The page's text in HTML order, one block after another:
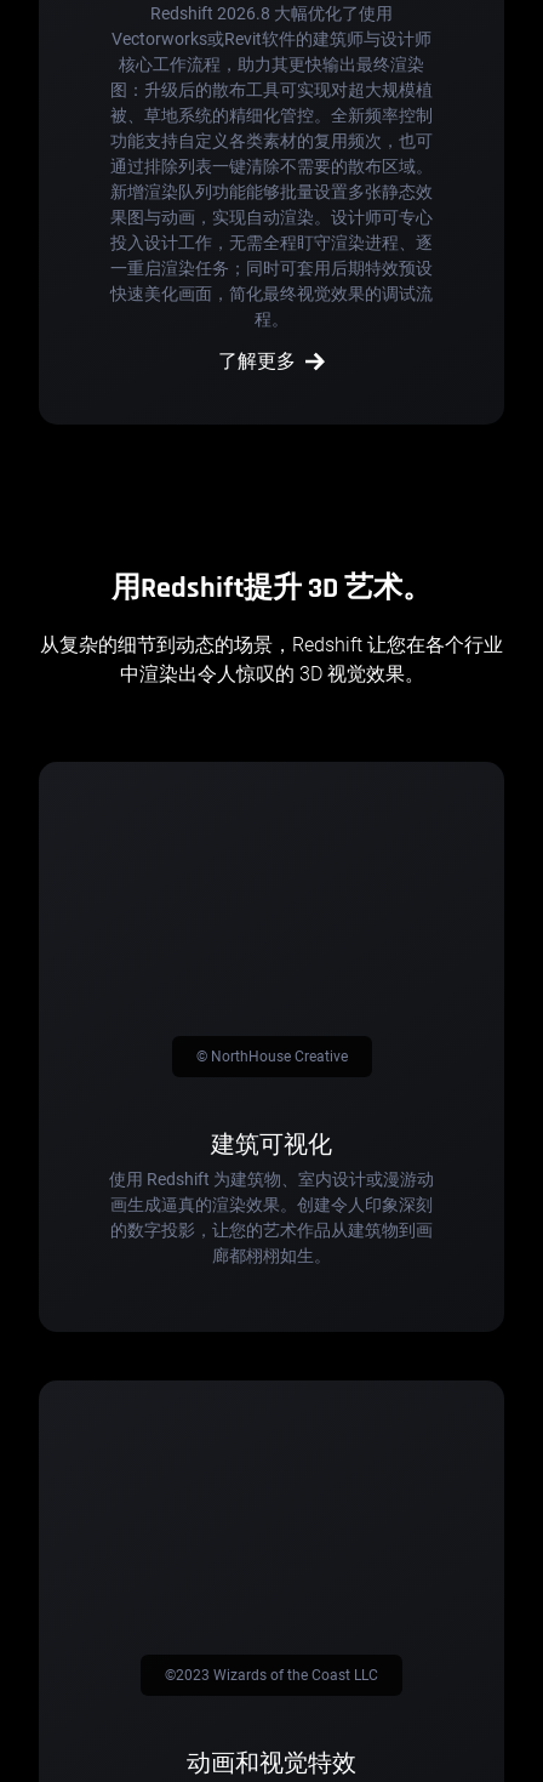
Redshift 2026.8 大幅优化了使用
Vectorworks或Revit软件的建筑师与设计师
核心工作流程，助力其更快输出最终渲染
图：升级后的散布工具可实现对超大规模植
被、草地系统的精细化管控。全新频率控制
功能支持自定义各类素材的复用频次，也可
通过排除列表一键清除不需要的散布区域。
新增渲染队列功能能够批量设置多张静态效
果图与动画，实现自动渲染。设计师可专心
投入设计工作，无需全程盯守渲染进程、逐
一重启渲染任务；同时可套用后期特效预设
快速美化画面，简化最终视觉效果的调试流
程。
了解更多
用Redshift提升 3D 艺术。
从复杂的细节到动态的场景，Redshift 让您在各个行业
中渲染出令人惊叹的 3D 视觉效果。
建筑可视化
使用 Redshift 为建筑物、室内设计或漫游动
画生成逼真的渲染效果。创建令人印象深刻
的数字投影，让您的艺术作品从建筑物到画
廊都栩栩如生。
© NorthHouse Creative
动画和视觉特效
©2023 Wizards of the Coast LLC